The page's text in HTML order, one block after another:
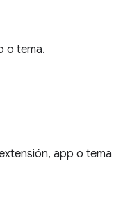
o tema.
app o tema